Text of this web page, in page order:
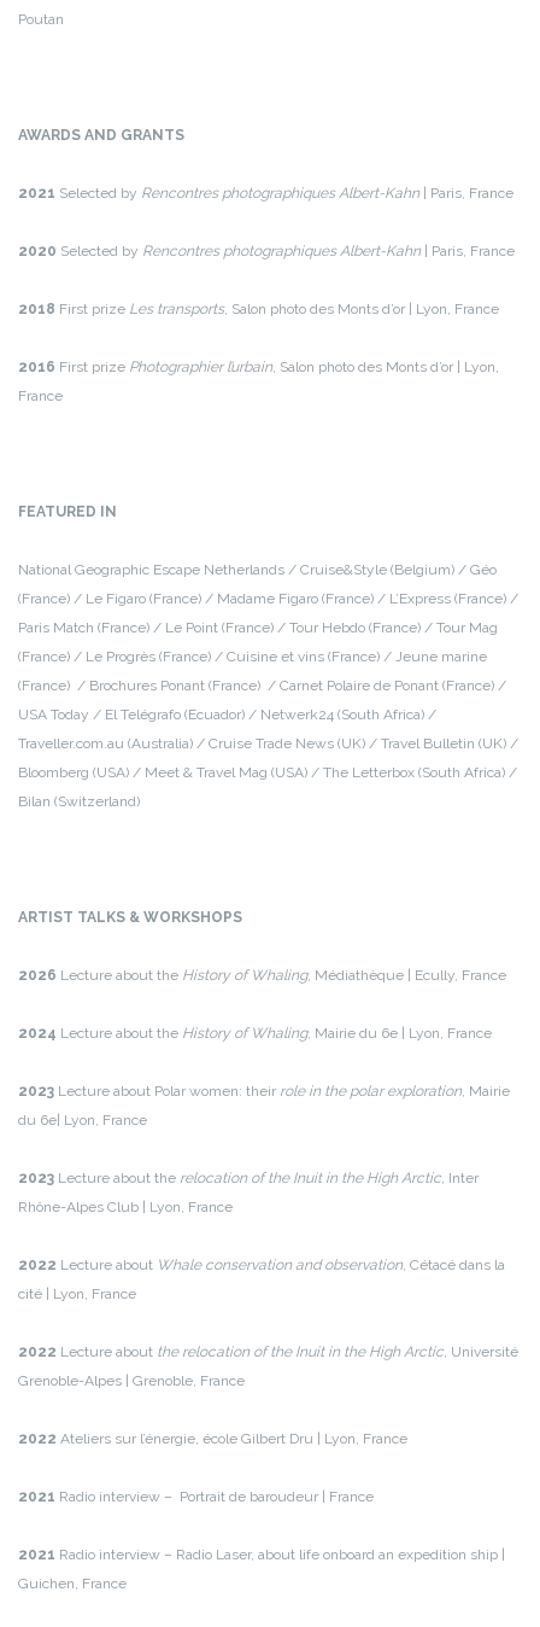
Poutan
AWARDS AND GRANTS
2021 Selected by Rencontres photographiques Albert-Kahn | Paris, France
2020 Selected by Rencontres photographiques Albert-Kahn | Paris, France
2018 First prize Les transports, Salon photo des Monts d’or | Lyon, France
2016­ First prize Photographier l’urbain, Salon photo des Monts d’or | Lyon,
France
FEATURED IN
National Geographic Escape Netherlands / Cruise&Style (Belgium) / Géo
(France) / Le Figaro (France) / Madame Figaro (France) / L’Express (France) /
Paris Match (France) / Le Point (France) / Tour Hebdo (France) / Tour Mag
(France) / Le Progrès (France) / Cuisine et vins (France) / Jeune marine
(France) / Brochures Ponant (France) / Carnet Polaire de Ponant (France) /
USA Today / El Telégrafo (Ecuador) / Netwerk24 (South Africa) /
Traveller.com.au (Australia) / Cruise Trade News (UK) / Travel Bulletin (UK) /
Bloomberg (USA) / Meet & Travel Mag (USA) / The Letterbox (South Africa) /
Bilan (Switzerland)
ARTIST TALKS & WORKSHOPS
2026 Lecture about the History of Whaling, Médiathèque | Ecully, France
2024 Lecture about the History of Whaling, Mairie du 6e | Lyon, France
2023 Lecture about Polar women: their role in the polar exploration, Mairie
du 6e| Lyon, France
2023 Lecture about the relocation of the Inuit in the High Arctic, Inter
Rhône-Alpes Club | Lyon, France
2022 Lecture about Whale conservation and observation, Cétacé dans la
cité | Lyon, France
2022 Lecture about the relocation of the Inuit in the High Arctic, Université
Grenoble-Alpes | Grenoble, France
2022 Ateliers sur l’énergie, école Gilbert Dru | Lyon, France
2021 Radio interview – Portrait de baroudeur | France
2021 Radio interview – Radio Laser, about life onboard an expedition ship |
Guichen, France